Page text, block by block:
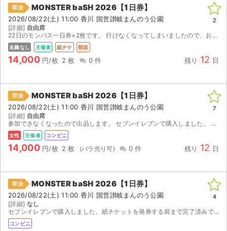
即決 MONSTER baSH 2026【1日券】
2026/08/22(土) 11:00 香川 国営讃岐まんのう公園
[詳細] 自由席
22日のモンバス一日券×2枚です。 行けなくなってしまいましたので、お譲りします
名義なし 主催者 紙チケ 郵送
14,000 円/枚 2 枚 0 件 残り 12 日
2
即決 MONSTER baSH 2026【1日券】
2026/08/22(土) 11:00 香川 国営讃岐まんのう公園
[詳細] 自由席
参加できなくなったので出品します。 セブンイレブンで購入しました。 あとは発券するだけです。 1枚13490円かかったので、この値段にしています。
女性 主催者 コンビニ
14,000 円/枚 2 枚 0 件 残り 12 日
7
即決 MONSTER baSH 2026【1日券】
2026/08/22(土) 11:00 香川 国営讃岐まんのう公園
[詳細] なし
セブンイレブンで購入しました。紙チケットを発券する前まで完了済みです
コンビニ
4